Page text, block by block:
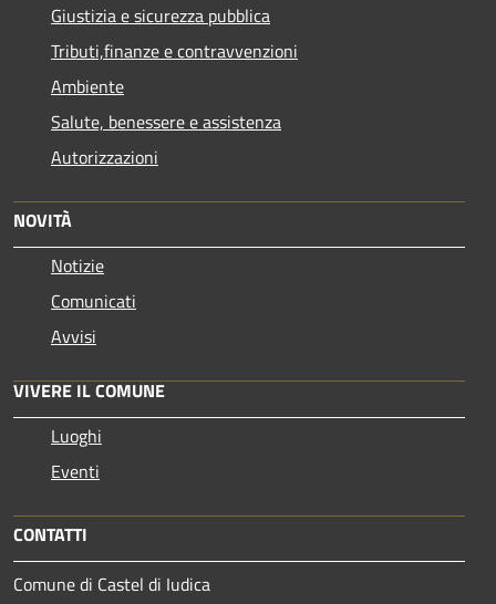
Giustizia e sicurezza pubblica
Tributi,finanze e contravvenzioni
Ambiente
Salute, benessere e assistenza
Autorizzazioni
NOVITÀ
Notizie
Comunicati
Avvisi
VIVERE IL COMUNE
Luoghi
Eventi
CONTATTI
Comune di Castel di Iudica